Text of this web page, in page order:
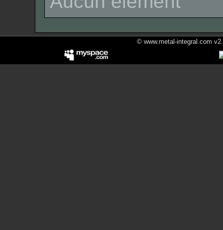
© www.metal-integral.com